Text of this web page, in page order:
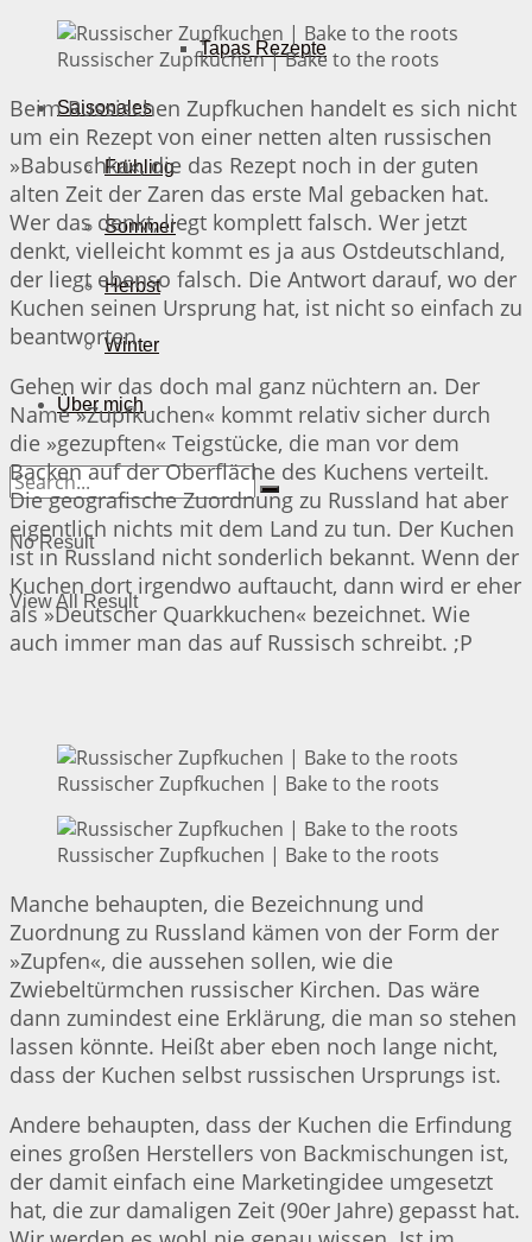
Tapas Rezepte
Saisonales
Frühling
Sommer
Herbst
Winter
Über mich
No Result
View All Result
Russischer Zupfkuchen | Bake to the roots
Beim Russischen Zupfkuchen handelt es sich nicht
um ein Rezept von einer netten alten russischen
»Babuschka«, die das Rezept noch in der guten
alten Zeit der Zaren das erste Mal gebacken hat.
Wer das denkt, liegt komplett falsch. Wer jetzt
denkt, vielleicht kommt es ja aus Ostdeutschland,
der liegt ebenso falsch. Die Antwort darauf, wo der
Kuchen seinen Ursprung hat, ist nicht so einfach zu
beantworten…
Gehen wir das doch mal ganz nüchtern an. Der
Name »Zupfkuchen« kommt relativ sicher durch
die »gezupften« Teigstücke, die man vor dem
Backen auf der Oberfläche des Kuchens verteilt.
Die geografische Zuordnung zu Russland hat aber
eigentlich nichts mit dem Land zu tun. Der Kuchen
ist in Russland nicht sonderlich bekannt. Wenn der
Kuchen dort irgendwo auftaucht, dann wird er eher
als »Deutscher Quarkkuchen« bezeichnet. Wie
auch immer man das auf Russisch schreibt. ;P
Russischer Zupfkuchen | Bake to the roots
Russischer Zupfkuchen | Bake to the roots
Manche behaupten, die Bezeichnung und
Zuordnung zu Russland kämen von der Form der
»Zupfen«, die aussehen sollen, wie die
Zwiebeltürmchen russischer Kirchen. Das wäre
dann zumindest eine Erklärung, die man so stehen
lassen könnte. Heißt aber eben noch lange nicht,
dass der Kuchen selbst russischen Ursprungs ist.
Andere behaupten, dass der Kuchen die Erfindung
eines großen Herstellers von Backmischungen ist,
der damit einfach eine Marketingidee umgesetzt
hat, die zur damaligen Zeit (90er Jahre) gepasst hat.